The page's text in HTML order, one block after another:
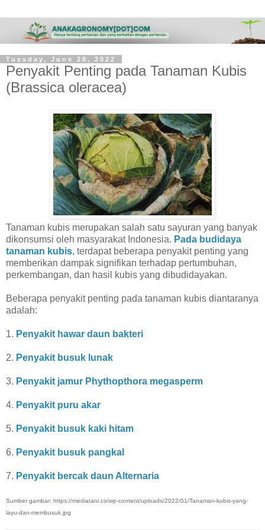
Tuesday, June 28, 2022
Penyakit Penting pada Tanaman Kubis
(Brassica oleracea)
Tanaman kubis merupakan salah satu sayuran yang banyak
dikonsumsi oleh masyarakat Indonesia. Pada budidaya
tanaman kubis, terdapat beberapa penyakit penting yang
memberikan dampak signifikan terhadap pertumbuhan,
perkembangan, dan hasil kubis yang dibudidayakan.
Beberapa penyakit penting pada tanaman kubis diantaranya
adalah:
1. Penyakit hawar daun bakteri
2. Penyakit busuk lunak
3. Penyakit jamur Phythopthora megasperm
4. Penyakit puru akar
5. Penyakit busuk kaki hitam
6. Penyakit busuk pangkal
7. Penyakit bercak daun Alternaria
Sumber gambar: https://mediatani.co/wp-content/uploads/2022/01/Tanaman-kubis-yang-
layu-dan-membusuk.jpg